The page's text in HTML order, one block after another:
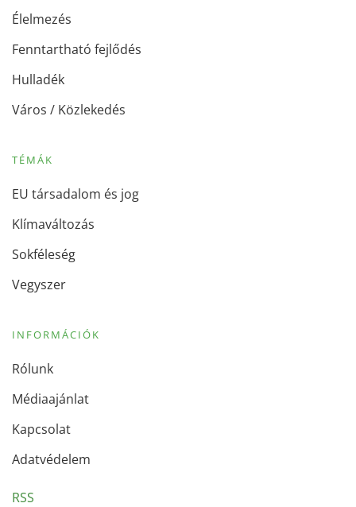
Élelmezés
Fenntartható fejlődés
Hulladék
Város / Közlekedés
TÉMÁK
EU társadalom és jog
Klímaváltozás
Sokféleség
Vegyszer
INFORMÁCIÓK
Rólunk
Médiaajánlat
Kapcsolat
Adatvédelem
RSS